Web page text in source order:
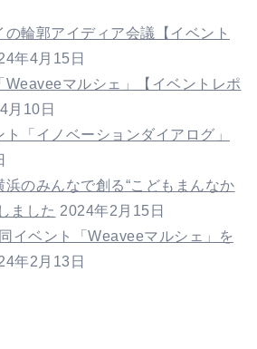
の輪郭アイディア会議【イベント
年4月15日
Weaveeマルシェ」【イベントレポ
月10日
ト「イノベーションダイアログ」
浜のみんなで創る“こどもまんなか
ました 2024年2月15日
イベント「Weaveeマルシェ」を
年2月13日